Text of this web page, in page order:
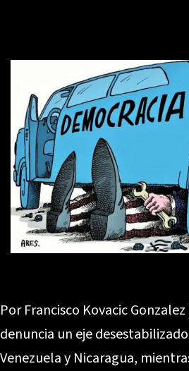
Por Francisco Kovacic
denuncia un eje
Venezuela y Nicaragua,